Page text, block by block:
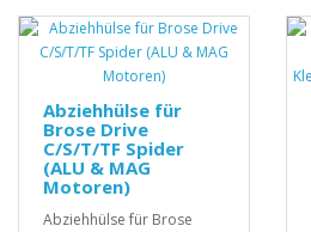
Abziehhülse für
Brose Drive
C/S/T/TF Spider
(ALU & MAG
Motoren)
Abziehhülse für Brose